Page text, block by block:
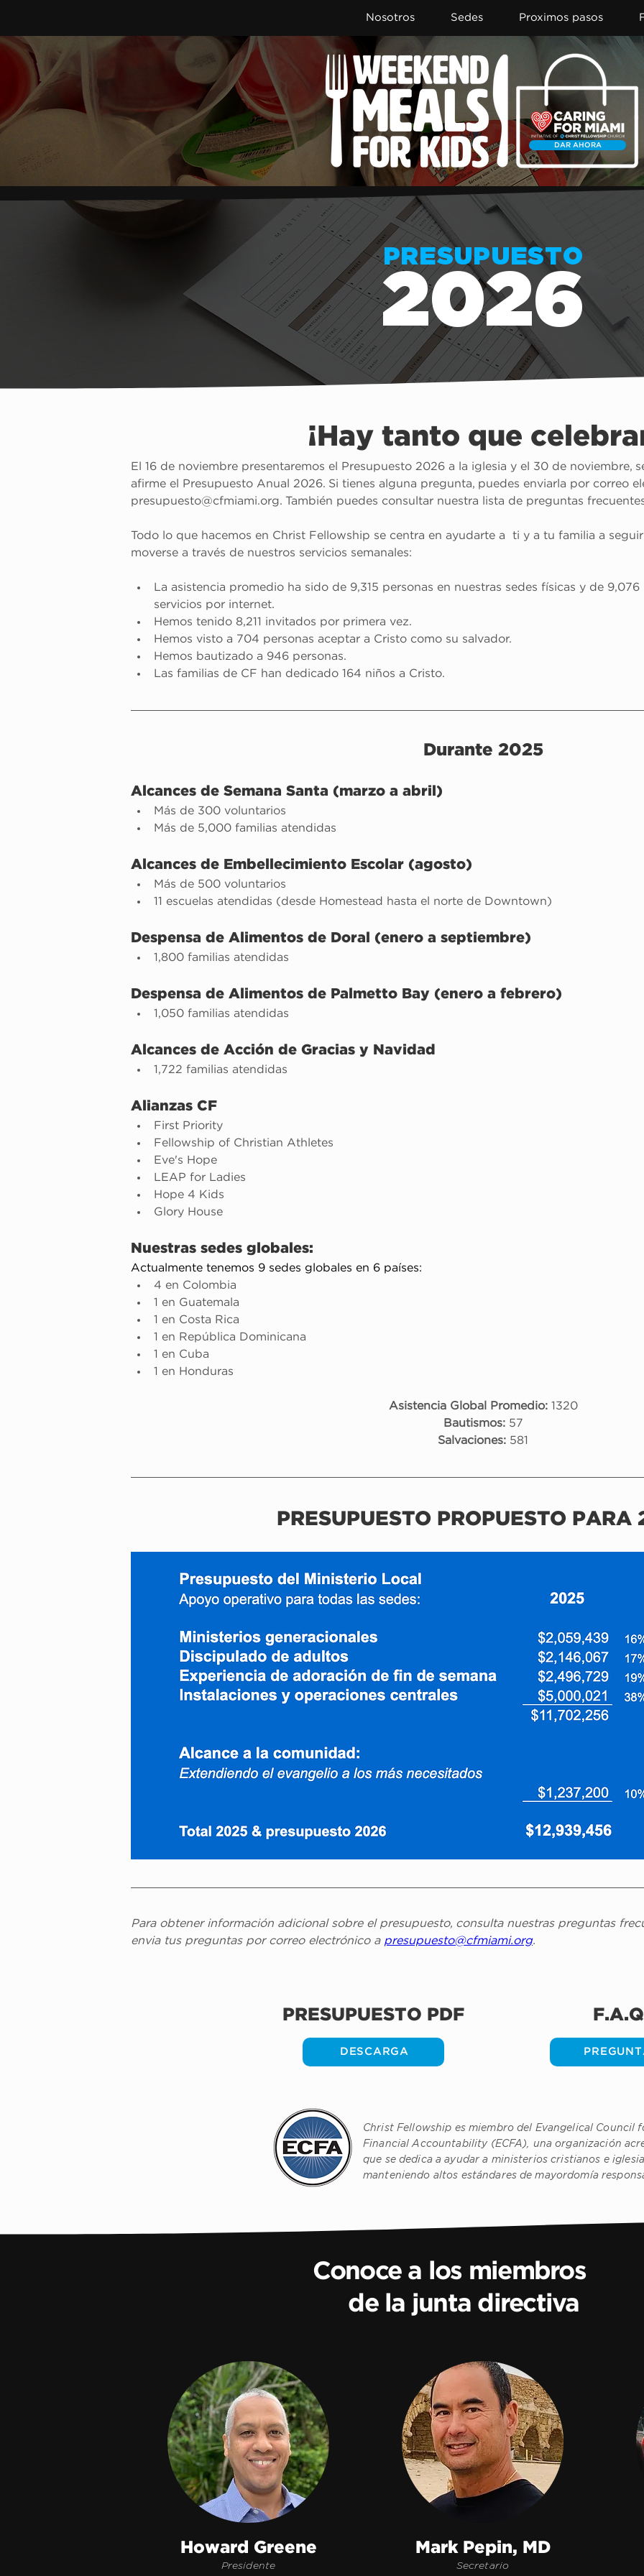
Nosotros Sedes Proximos pasos
DAR AHORA
2026
PRESUPUESTO
¡Hay tanto que
El 16 de noviembre presentaremos el Presupuesto 2026 a la iglesia y el 30 de noviembre,
afirme el Presupuesto Anual 2026. Si tienes alguna pregunta, puedes enviarla por correo
presupuesto@cfmiami.org. También puedes consultar nuestra lista de preguntas
Todo lo que hacemos en Christ Fellowship se centra en ayudarte a  ti y a tu familia a
moverse a través de nuestros servicios semanales:
La asistencia promedio ha sido de 9,315 personas en nuestras sedes físicas y de
servicios por internet.
Hemos tenido 8,211 invitados por primera vez.
Hemos visto a 704 personas aceptar a Cristo como su salvador.
Hemos bautizado a 946 personas.
Las familias de CF han dedicado 164 niños a Cristo.
Durante 2025
Alcances de Semana Santa (marzo a abril)
Más de 300 voluntarios
Más de 5,000 familias atendidas
Alcances de Embellecimiento Escolar (agosto)
Más de 500 voluntarios
11 escuelas atendidas (desde Homestead hasta el norte de Downtown)
Despensa de Alimentos de Doral (enero a septiembre)
1,800 familias atendidas
Despensa de Alimentos de Palmetto Bay (enero a febrero)
1,050 familias atendidas
Alcances de Acción de Gracias y Navidad
1,722 familias atendidas
Alianzas CF
First Priority
Fellowship of Christian Athletes
Eve's Hope
LEAP for Ladies
Hope 4 Kids
Glory House
Nuestras sedes globales:
Actualmente tenemos 9 sedes globales en 6 países:
4 en Colombia
1 en Guatemala
1 en Costa Rica
1 en República Dominicana
1 en Cuba
1 en Honduras
Asistencia Global Promedio: 1320
Bautismos: 57
Salvaciones: 581
PRESUPUESTO PROPUESTO PARA
Para obtener información adicional sobre el presupuesto, consulta nuestras preguntas
envia tus preguntas por correo electrónico a presupuesto@cfmiami.org.
PRESUPUESTO PDF
DESCARGA
Christ Fellowship es miembro del Evangelical Council
Financial Accountability (ECFA), una organización
que se dedica a ayudar a ministerios cristianos e
manteniendo altos estándares de mayordomía
Conoce a los miembros
de la junta directiva
Howard Greene
Presidente
Mark Pepin, MD
Secretario